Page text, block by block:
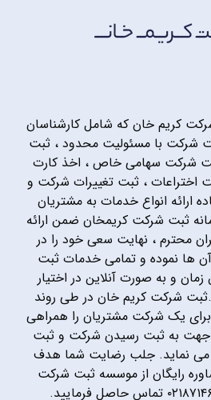
کریم خان که شامل کارشناسان
شرکت با مسئولیت محدود ، ثبت
شرکت سهامی خاص ، اخذ کارت
اختراعات ، ثبت تغییرات شرکت و
ارائه انواع خدمات به مشتریان
ثبت شرکت کریمخان ضمن ارائه
محترم ، نهایت سعی خود را در
ها نموده و تمامی خدمات ثبت
و به صورت آنلاین در اختیار
شرکت کریم خان در طی روند
برای یک شرکت مشتریان را همراهی
جهت به ثبت رسیدن شرکت و ثبت
می نماید. جلب رضایت شما هدف
رایگان از موسسه ثبت شرکت